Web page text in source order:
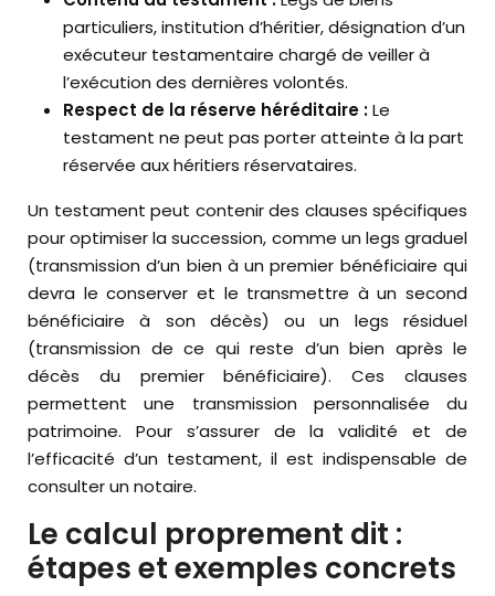
particuliers, institution d’héritier, désignation d’un
exécuteur testamentaire chargé de veiller à
l’exécution des dernières volontés.
Respect de la réserve héréditaire :Le
testament ne peut pas porter atteinte à la part
réservée aux héritiers réservataires.
Un testament peut contenir des clauses spécifiques
pour optimiser la succession, comme un legs graduel
(transmission d’un bien à un premier bénéficiaire qui
devra le conserver et le transmettre à un second
bénéficiaire à son décès) ou un legs résiduel
(transmission de ce qui reste d’un bien après le
décès du premier bénéficiaire). Ces clauses
permettent une transmission personnalisée du
patrimoine. Pour s’assurer de la validité et de
l’efficacité d’un testament, il est indispensable de
consulter un notaire.
Le calcul proprement dit :
étapes et exemples concrets